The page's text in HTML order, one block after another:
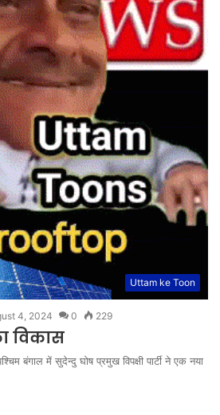
Uttam ke Toon
4, 2024 0 229
विकास
बंगाल में सुदेन्दु घोष प्रमुख विपक्षी पार्टी ने एक नया